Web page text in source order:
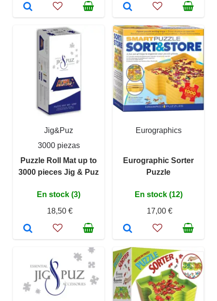
Jig&Puz
3000 piezas
Puzzle Roll Mat up to
3000 pieces Jig & Puz
En stock (3)
18,50 €
Eurographics
Eurographic Sorter
Puzzle
En stock (12)
17,00 €